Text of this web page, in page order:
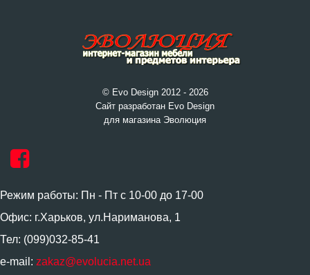
© Evo Design 2012 - 2026
Сайт разработан Evo Design
для магазина Эволюция
Режим работы: Пн - Пт с 10-00 до 17-00
Офис: г.Харьков, ул.Нариманова, 1
Тел: (099)032-85-41
e-mail: zakaz@evolucia.net.ua